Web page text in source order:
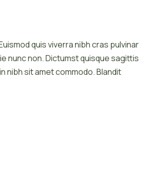
quis viverra nibh cras pulvinar
nunc non. Dictumst quisque sagittis
nibh sit amet commodo. Blandit